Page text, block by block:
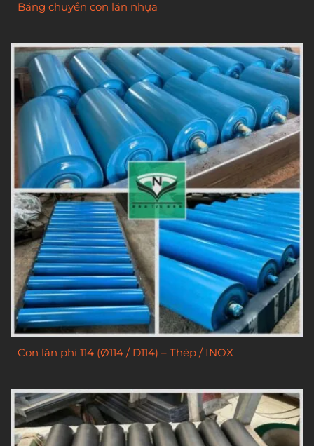
Băng chuyền con lăn nhựa
Con lăn phi 114 (Ø114 / D114) – Thép / INOX